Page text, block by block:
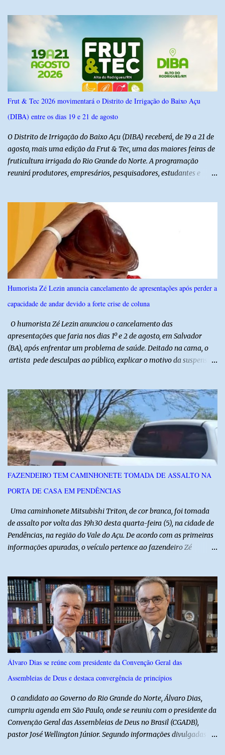
do Norte entre os dias 18 e 22 de junho de 2026. O levantamento
possui margem de erro de 2,5 pontos percentuais e nível de
confiança de 95%. Registro no TSE: RN-09520/2026
Frut & Tec 2026 movimentará o Distrito de Irrigação do Baixo Açu
(DIBA) entre os dias 19 e 21 de agosto
O Distrito de Irrigação do Baixo Açu (DIBA) receberá, de 19 a 21 de
agosto, mais uma edição da Frut & Tec, uma das maiores feiras de
fruticultura irrigada do Rio Grande do Norte. A programação
reunirá produtores, empresários, pesquisadores, estudantes e
instituições e tecnologias voltadas ao setor. Além das atividades
técnicas, a feira contará com programação cultural. No dia 20 de
agosto, o público poderá prestigiar o show de humor com Mução,
seguido de apresentação musical de Vê Barreto. A Frut & Tec
reforça a importância do Distrito de Irrigação do Baixo Açu como
referência na fruticultura irrigada, promovendo conhecimento,
Humorista Zé Lezin anuncia cancelamento de apresentações após perder a
capacidade de andar devido a forte crise de coluna
O humorista Zé Lezin anunciou o cancelamento das
apresentações que faria nos dias 1º e 2 de agosto, em Salvador
(BA), após enfrentar um problema de saúde. Deitado na cama, o
artista pede desculpas ao público, explicar o motivo da suspensão
impossível viajar e subir ao palco. O comediante contou que
precisou ser levado a um hospital depois de perder a capacidade
de andar normalmente. “Eu não estou conseguindo nem me
levantar direito da cama. É um processo muito dolorido”, relatou o
humorista. Durante o atendimento médico, o humorista foi
diagnosticado com “bico de papagaio” na região da coluna. De
afirmou ainda que está passando por um tratamento intenso, com
FAZENDEIRO TEM CAMINHONETE TOMADA DE ASSALTO NA
PORTA DE CASA EM PENDÊNCIAS
Uma caminhonete Mitsubishi Triton, de cor branca, foi tomada
de assalto por volta das 19h30 desta quarta-feira (5), na cidade de
Pendências, na região do Vale do Açu. De acordo com as primeiras
informações apuradas, o veículo pertence ao fazendeiro Zé
anunciaram o assalto no momento em que ela estava em frente à
residência, no Centro da cidade. Ainda conforme relatos de
testemunhas, os suspeitos utilizavam roupas semelhantes a
uniformes de empresa, o que pode ter ajudado a não despertar
suspeitas antes da abordagem. Após a ação criminosa, a dupla
fugiu levando a caminhonete em direção ainda desconhecida. A
na região na tentativa de localizar o veículo e identificar os
autores do assalto. Qualquer informação que possa ajudar na
localização da caminhonete ou na identificação dos suspeitos pode
Álvaro Dias se reúne com presidente da Convenção Geral das
Assembleias de Deus e destaca convergência de princípios
O candidato ao Governo do Rio Grande do Norte, Álvaro Dias,
cumpriu agenda em São Paulo, onde se reuniu com o presidente da
Convenção Geral das Assembleias de Deus no Brasil (CGADB),
pastor José Wellington Júnior. Segundo informações divulgadas